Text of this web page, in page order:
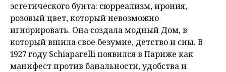
эстетического бунта: сюрреализм, ирония,
розовый цвет, который невозможно
игнорировать. Она создала модный Дом, в
который вшила свое безумие, детство и сны. В
1927 году Schiaparelli появился в Париже как
манифест против банальности, удобства и